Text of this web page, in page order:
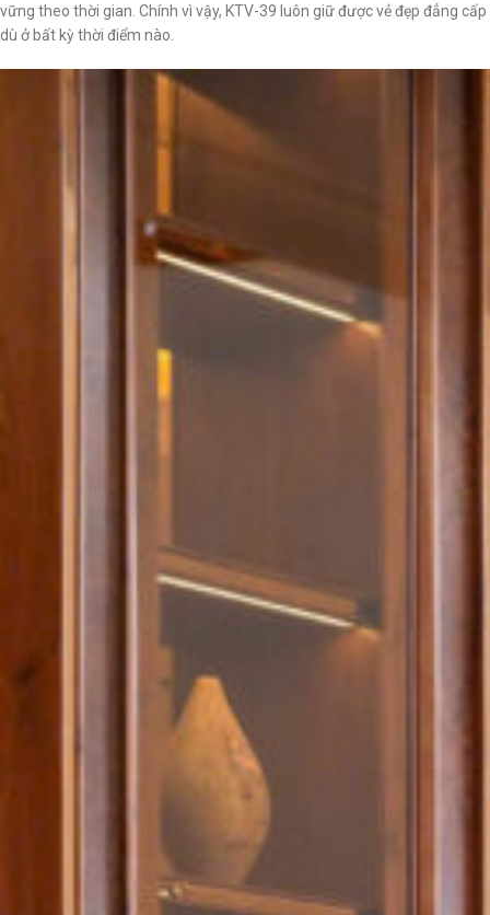
vững theo thời gian. Chính vì vậy, KTV-39 luôn giữ được vẻ đẹp đẳng cấp
dù ở bất kỳ thời điểm nào.